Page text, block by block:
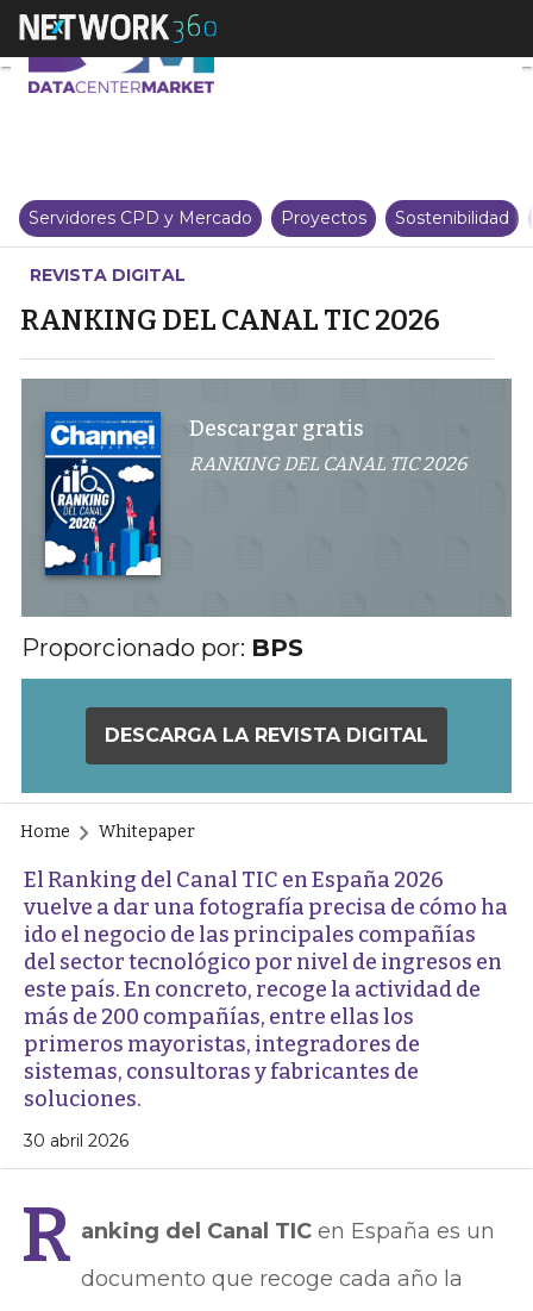
RANKING DEL CANAL TIC 2026
Servidores CPD y Mercado Proyectos Sostenibilidad
REVISTA DIGITAL
RANKING DEL CANAL TIC 2026
Descargar gratis
RANKING DEL CANAL TIC 2026
Proporcionado por: BPS
DESCARGA LA REVISTA DIGITAL
Home Whitepaper
El Ranking del Canal TIC en España 2026
vuelve a dar una fotografía precisa de cómo ha
ido el negocio de las principales compañías
del sector tecnológico por nivel de ingresos en
este país. En concreto, recoge la actividad de
más de 200 compañías, entre ellas los
primeros mayoristas, integradores de
sistemas, consultoras y fabricantes de
soluciones.
30 abril 2026
R anking del Canal TIC en España es un
documento que recoge cada año la